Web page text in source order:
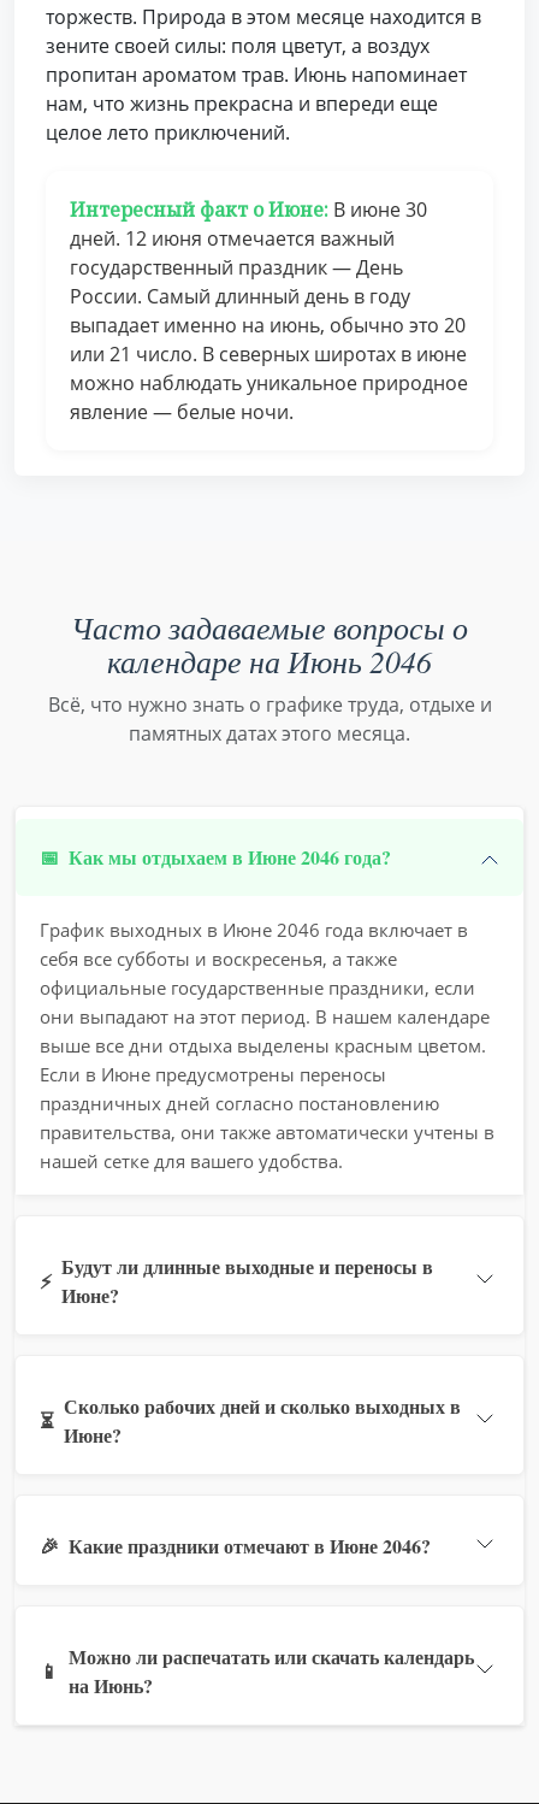
торжеств. Природа в этом месяце находится в
зените своей силы: поля цветут, а воздух
пропитан ароматом трав. Июнь напоминает
нам, что жизнь прекрасна и впереди еще
целое лето приключений.
Интересный факт о Июне: В июне 30
дней. 12 июня отмечается важный
государственный праздник — День
России. Самый длинный день в году
выпадает именно на июнь, обычно это 20
или 21 число. В северных широтах в июне
можно наблюдать уникальное природное
явление — белые ночи.
Часто задаваемые вопросы о
календаре на Июнь 2046
Всё, что нужно знать о графике труда, отдыхе и
памятных датах этого месяца.
📅 Как мы отдыхаем в Июне 2046 года?
График выходных в Июне 2046 года включает в
себя все субботы и воскресенья, а также
официальные государственные праздники, если
они выпадают на этот период. В нашем календаре
выше все дни отдыха выделены красным цветом.
Если в Июне предусмотрены переносы
праздничных дней согласно постановлению
правительства, они также автоматически учтены в
нашей сетке для вашего удобства.
⚡
Будут ли длинные выходные и переносы в
Июне?
⏳
Сколько рабочих дней и сколько выходных в
Июне?
🎉 Какие праздники отмечают в Июне 2046?
📱
Можно ли распечатать или скачать календарь
на Июнь?